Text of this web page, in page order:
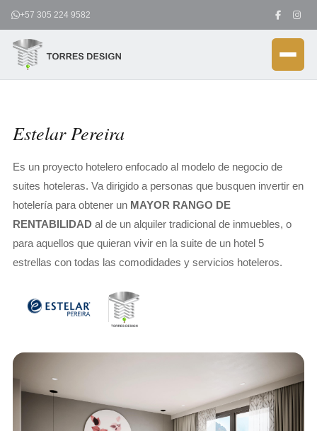
contenido
+57 305 224 9582
Estelar Pereira
Es un proyecto hotelero enfocado al modelo de negocio de
suites hoteleras. Va dirigido a personas que busquen invertir en
hotelería para obtener un MAYOR RANGO DE
RENTABILIDAD al de un alquiler tradicional de inmuebles, o
para aquellos que quieran vivir en la suite de un hotel 5
estrellas con todas las comodidades y servicios hoteleros.